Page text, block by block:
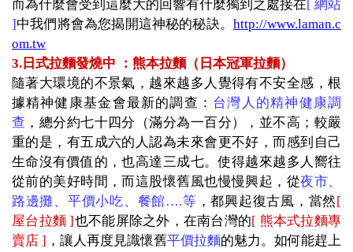
而為什麼會受到這麼大的回響有什麼獨到之處接在[ 網站
] 中我們將會為您揭開這神秘的秘訣。 http://www.laman.c
om.tw
3. 日式拉麵發燒中 ：熊本拉麵（日本冠軍拉麵）
隨著大環境的不景氣，越來越多人覺得有不安全感，根
據精神健康基金會最新的調查： 台灣人的精神健康調
查 ， 總分約七十四分（滿分為一百分），並不高；較嚴
重的是，有五成六的人認為未來會更不好，而感到自己
生命沒有價值的，也高達三成七。使得越來越多人嚮往
從前的美好時間，而這股懷舊風也慢慢興起，從夜市、
路邊攤、平價小吃、 餐館….等 ，都興起復古風，當然 [
屋台拉麵 ] 也不能屏除之外，在南台灣的[ 熊本式拉麵專
賣店 ] ，讓人再度見識懷舊平價拉麵的魅力。如何能趕上